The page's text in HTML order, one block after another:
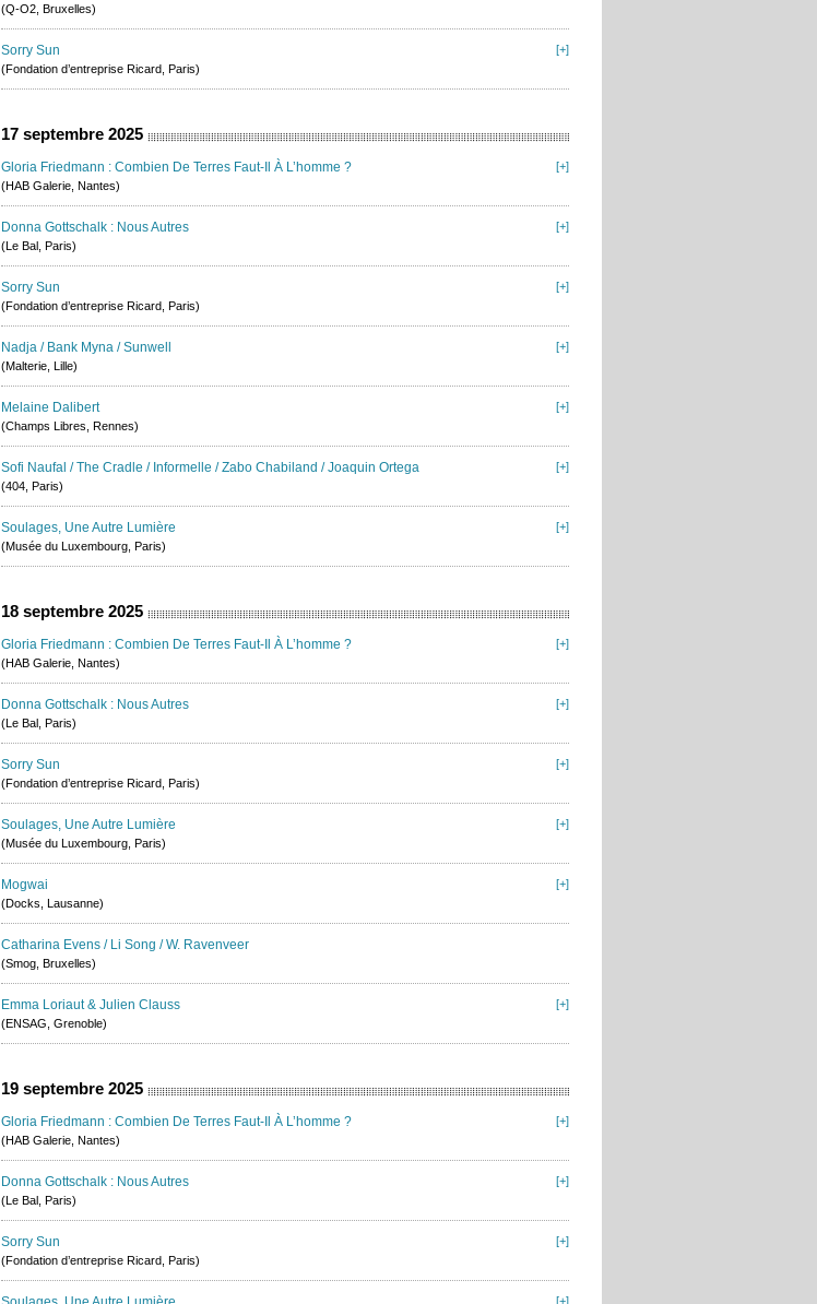
(Q-O2, Bruxelles)
Sorry Sun
[+]
(Fondation d’entreprise Ricard, Paris)
17 septembre 2025
Gloria Friedmann : Combien De Terres Faut-Il À L’homme ?
[+]
(HAB Galerie, Nantes)
Donna Gottschalk : Nous Autres
[+]
(Le Bal, Paris)
Sorry Sun
[+]
(Fondation d’entreprise Ricard, Paris)
Nadja / Bank Myna / Sunwell
[+]
(Malterie, Lille)
Melaine Dalibert
[+]
(Champs Libres, Rennes)
Sofi Naufal / The Cradle / Informelle / Zabo Chabiland / Joaquin Ortega
[+]
(404, Paris)
Soulages, Une Autre Lumière
[+]
(Musée du Luxembourg, Paris)
18 septembre 2025
Gloria Friedmann : Combien De Terres Faut-Il À L’homme ?
[+]
(HAB Galerie, Nantes)
Donna Gottschalk : Nous Autres
[+]
(Le Bal, Paris)
Sorry Sun
[+]
(Fondation d’entreprise Ricard, Paris)
Soulages, Une Autre Lumière
[+]
(Musée du Luxembourg, Paris)
Mogwai
[+]
(Docks, Lausanne)
Catharina Evens / Li Song / W. Ravenveer
(Smog, Bruxelles)
Emma Loriaut & Julien Clauss
[+]
(ENSAG, Grenoble)
19 septembre 2025
Gloria Friedmann : Combien De Terres Faut-Il À L’homme ?
[+]
(HAB Galerie, Nantes)
Donna Gottschalk : Nous Autres
[+]
(Le Bal, Paris)
Sorry Sun
[+]
(Fondation d’entreprise Ricard, Paris)
[+]